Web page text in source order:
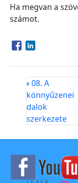
Ha megvan a
számot.
Opens in a new
Opens in a
‹ 08. A
könnyűzenei
dalok
szerkezete